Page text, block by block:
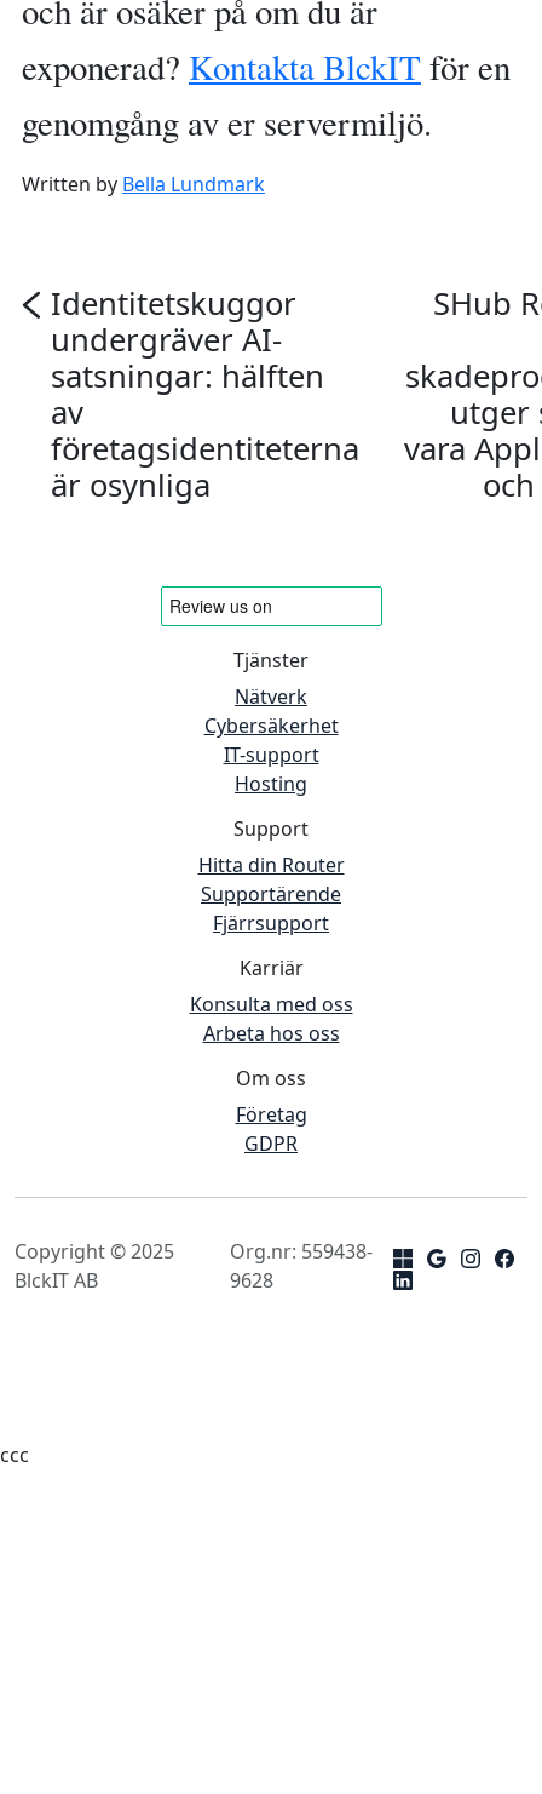
och är osäker på om du är
exponerad? Kontakta BlckIT för en
genomgång av er servermiljö.
Written by Bella Lundmark
Identitetskuggor
undergräver AI-
satsningar: hälften
av
företagsidentiteterna
är osynliga
SHub
utger
vara
Tjänster
Nätverk
Cybersäkerhet
IT-support
Hosting
Support
Hitta din Router
Supportärende
Fjärrsupport
Karriär
Konsulta med oss
Arbeta hos oss
Om oss
Företag
GDPR
Copyright © 2025
BlckIT AB
Org.nr: 559438-
9628
ссс